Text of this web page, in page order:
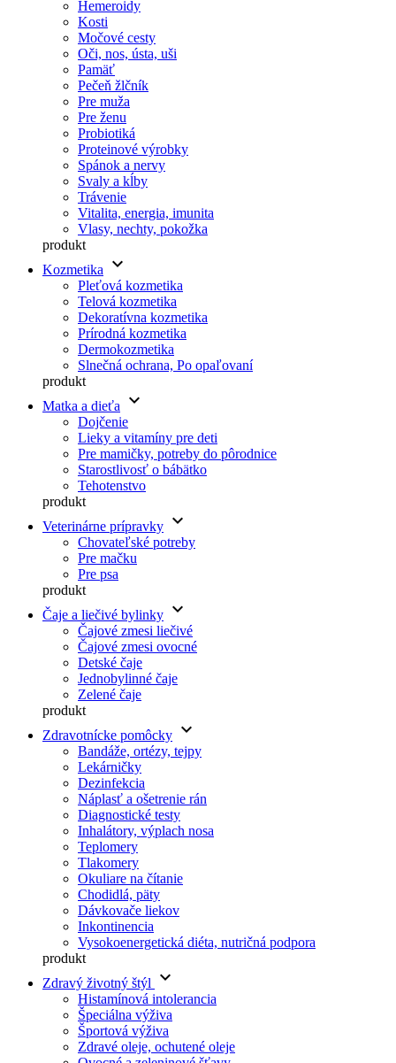
Hemeroidy
Kosti
Močové cesty
Oči, nos, ústa, uši
Pamäť
Pečeň žlčník
Pre muža
Pre ženu
Probiotiká
Proteinové výrobky
Spánok a nervy
Svaly a kĺby
Trávenie
Vitalita, energia, imunita
Vlasy, nechty, pokožka
produkt
Kozmetika
keyboard_arrow_down
Pleťová kozmetika
Telová kozmetika
Dekoratívna kozmetika
Prírodná kozmetika
Dermokozmetika
Slnečná ochrana, Po opaľovaní
produkt
Matka a dieťa
keyboard_arrow_down
Dojčenie
Lieky a vitamíny pre deti
Pre mamičky, potreby do pôrodnice
Starostlivosť o bábätko
Tehotenstvo
produkt
Veterinárne prípravky keyboard_arrow_down
Chovateľské potreby
Pre mačku
Pre psa
produkt
Čaje a liečivé bylinky keyboard_arrow_down
Čajové zmesi liečivé
Čajové zmesi ovocné
Detské čaje
Jednobylinné čaje
Zelené čaje
produkt
Zdravotnícke pomôcky keyboard_arrow_down
Bandáže, ortézy, tejpy
Lekárničky
Dezinfekcia
Náplasť a ošetrenie rán
Diagnostické testy
Inhalátory, výplach nosa
Teplomery
Tlakomery
Okuliare na čítanie
Chodidlá, päty
Dávkovače liekov
Inkontinencia
Vysokoenergetická diéta, nutričná podpora
produkt
Zdravý životný štýl
keyboard_arrow_down
Histamínová intolerancia
Špeciálna výživa
Športová výživa
Zdravé oleje, ochutené oleje